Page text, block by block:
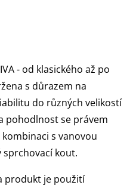
- od klasického až po
s důrazem na
do různých velikostí
pohodlnost se právem
s vanovou
kout.
produkt je použití